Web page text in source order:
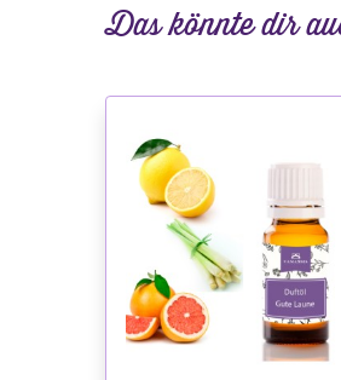
Das könnte dir